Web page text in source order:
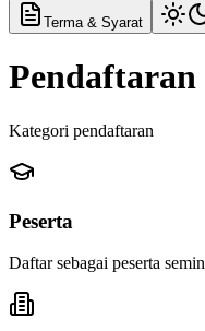
Terma & Syarat
Kategori pendaftaran
Peserta
Daftar sebagai peserta